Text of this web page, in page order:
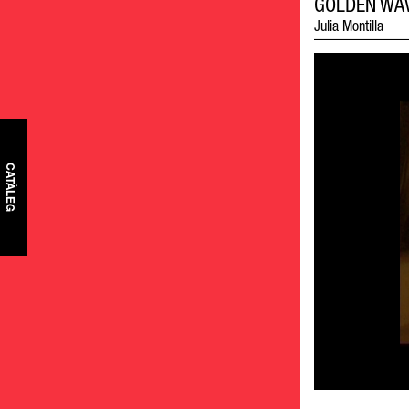
CATÀLEG
GOLDEN
Julia Montilla